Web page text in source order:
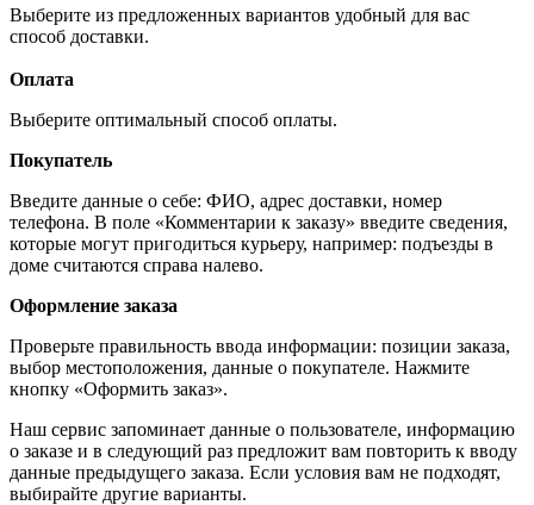
Выберите из предложенных вариантов удобный для вас
способ доставки.
Оплата
Выберите оптимальный способ оплаты.
Покупатель
Введите данные о себе: ФИО, адрес доставки, номер
телефона. В поле «Комментарии к заказу» введите сведения,
которые могут пригодиться курьеру, например: подъезды в
доме считаются справа налево.
Оформление заказа
Проверьте правильность ввода информации: позиции заказа,
выбор местоположения, данные о покупателе. Нажмите
кнопку «Оформить заказ».
Наш сервис запоминает данные о пользователе, информацию
о заказе и в следующий раз предложит вам повторить к вводу
данные предыдущего заказа. Если условия вам не подходят,
выбирайте другие варианты.